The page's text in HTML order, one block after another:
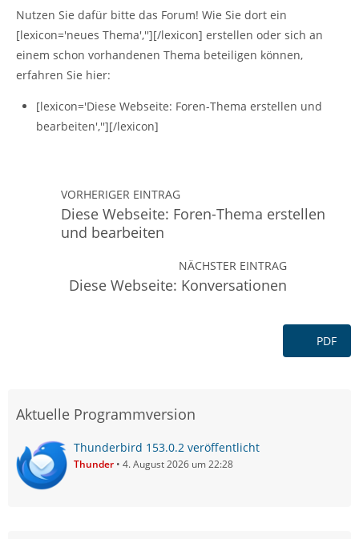
Nutzen Sie dafür bitte das Forum! Wie Sie dort ein
[lexicon='neues Thema',''][/lexicon] erstellen oder sich an
einem schon vorhandenen Thema beteiligen können,
erfahren Sie hier:
[lexicon='Diese Webseite: Foren-Thema erstellen und
bearbeiten',''][/lexicon]
VORHERIGER EINTRAG
Diese Webseite: Foren-Thema erstellen
und bearbeiten
NÄCHSTER EINTRAG
Diese Webseite: Konversationen
PDF
Aktuelle Programmversion
Thunderbird 153.0.2 veröffentlicht
Thunder 4. August 2026 um 22:28